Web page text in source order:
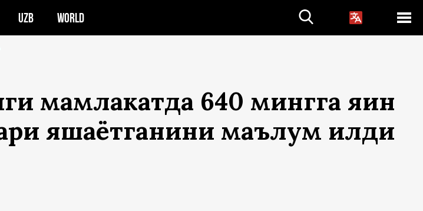
UZB WORLD
мамлакатда 640 мингга яқин
яшаётганини маълум қилди